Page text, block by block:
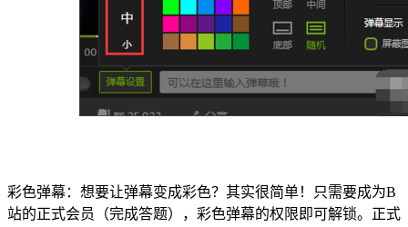
彩色弹幕：想要让弹幕变成彩色？其实很简单！只需要成为B
站的正式会员（完成答题），彩色弹幕的权限即可解锁。正式